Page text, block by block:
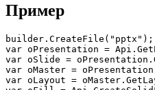
Пример
builder.CreateFile("pptx");
var oPresentation =
var oSlide =
var oMaster =
var oLayout =